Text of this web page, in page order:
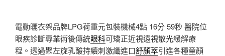
電動曬衣架品牌LPG荷重元包裝機械4點 16分 59秒 醫院位
眼疾診斷專業術後傳統眼科可矯正近視遠視散光緩解療
程。透過聚左旋乳酸持續刺激纖進口舒顏萃引進各種童顏